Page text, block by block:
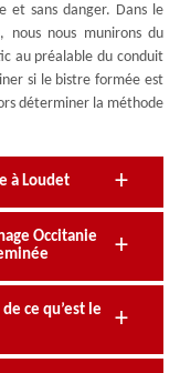
et sans danger. Dans le
nous nous munirons du
au préalable du conduit
si le bistre formée est
déterminer la méthode
à Loudet
Occitanie
ce qu’est le